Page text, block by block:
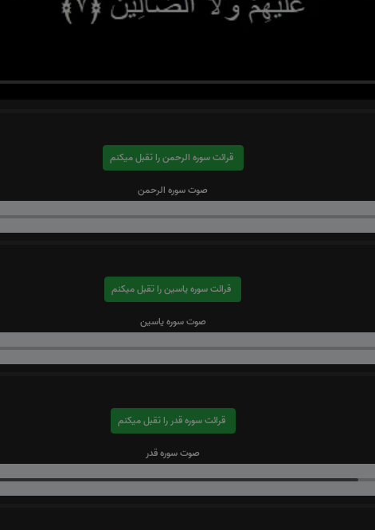
قرائت سوره الرحمن را تقبل میکنم
صوت سوره الرحمن
قرائت سوره یاسین را تقبل میکنم
صوت سوره یاسین
قرائت سوره قدر را تقبل میکنم
صوت سوره قدر